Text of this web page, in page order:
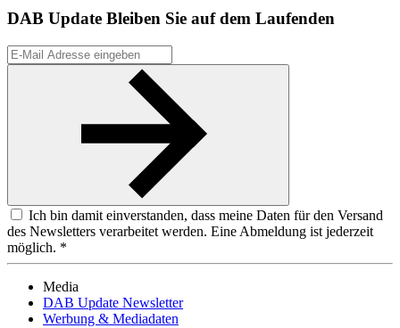
DAB Update Bleiben Sie auf dem Laufenden
Ich bin damit einverstanden, dass meine Daten für den Versand
des Newsletters verarbeitet werden. Eine Abmeldung ist jederzeit
möglich. *
Media
DAB Update Newsletter
Werbung & Mediadaten